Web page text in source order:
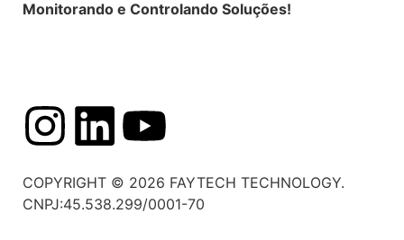
Monitorando e Controlando Soluções!
COPYRIGHT © 2026 FAYTECH TECHNOLOGY.
CNPJ:45.538.299/0001-70